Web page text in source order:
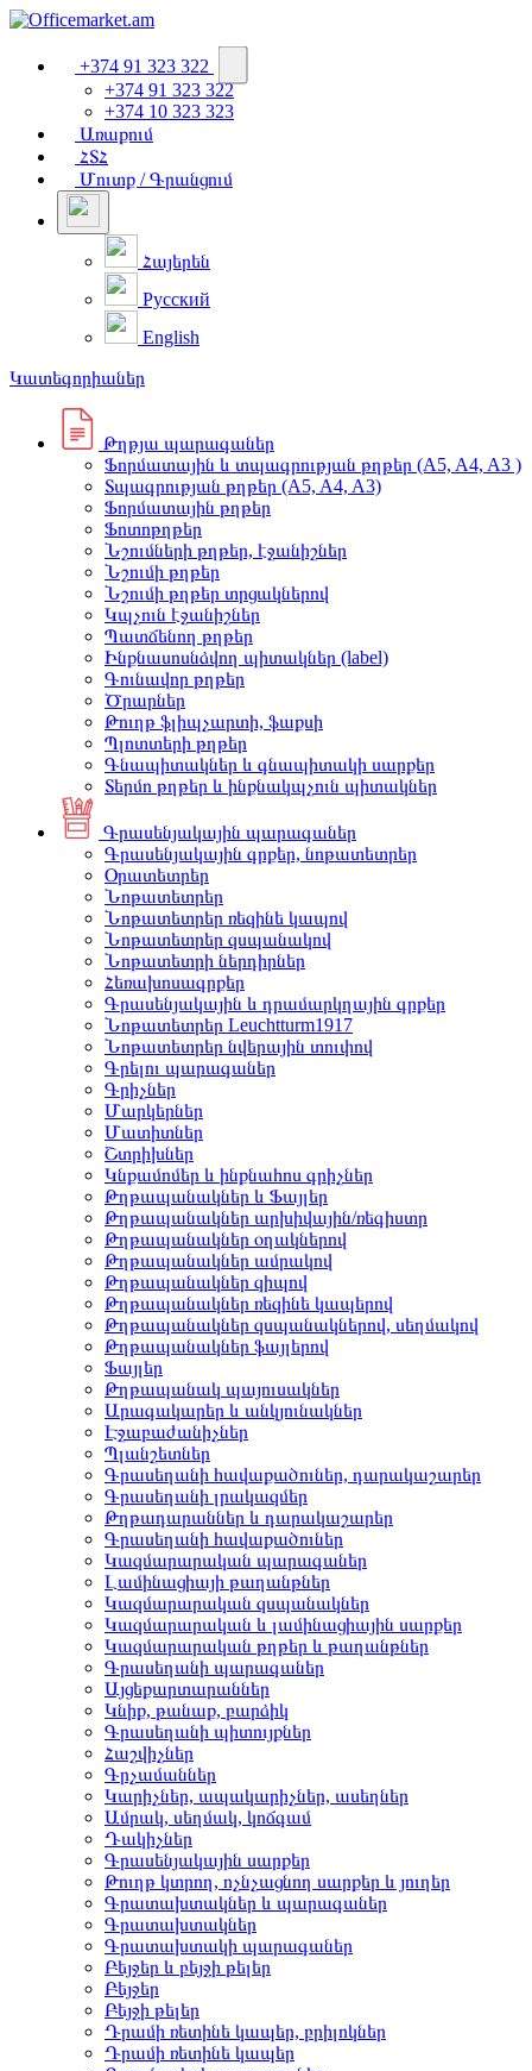
+374 91 323 322
+374 91 323 322
+374 10 323 323
Առաքում
ՀՏՀ
Մուտք / Գրանցում
Հայերեն
Русский
English
Կատեգորիաներ
Թղթյա պարագաներ
Ֆորմատային և տպագրության թղթեր (A5, A4, A3 )
Տպագրության թղթեր (A5, A4, A3)
Ֆորմատային թղթեր
Ֆոտոթղթեր
Նշումների թղթեր, էջանիշներ
Նշումի թղթեր
Նշումի թղթեր տրցակներով
Կպչուն էջանիշներ
Պատճենող թղթեր
Ինքնասոսնձվող պիտակներ (label)
Գունավոր թղթեր
Ծրարներ
Թուղթ ֆլիպչարտի, ֆաքսի
Պլոտտերի թղթեր
Գնապիտակներ և գնապիտակի սարքեր
Տերմո թղթեր և ինքնակպչուն պիտակներ
Գրասենյակային պարագաներ
Գրասենյակային գրքեր, նոթատետրեր
Օրատետրեր
Նոթատետրեր
Նոթատետրեր ռեզինե կապով
Նոթատետրեր զսպանակով
Նոթատետրի ներդիրներ
Հեռախոսագրքեր
Գրասենյակային և դրամարկղային գրքեր
Նոթատետրեր Leuchtturm1917
Նոթատետրեր նվերային տուփով
Գրելու պարագաներ
Գրիչներ
Մարկերներ
Մատիտներ
Շտրիխներ
Կնքամոմեր և ինքնահոս գրիչներ
Թղթապանակներ և Ֆայլեր
Թղթապանակներ արխիվային/ռեգիստր
Թղթապանակներ օղակներով
Թղթապանակներ ամրակով
Թղթապանակներ զիպով
Թղթապանակներ ռեզինե կապերով
Թղթապանակներ զսպանակներով, սեղմակով
Թղթապանակներ ֆայլերով
Ֆայլեր
Թղթապանակ պայուսակներ
Արագակարեր և անկյունակներ
Էջաբաժանիչներ
Պլանշետներ
Գրասեղանի հավաքածուներ, դարակաշարեր
Գրասեղանի լրակազմեր
Թղթադարաններ և դարակաշարեր
Գրասեղանի հավաքածուներ
Կազմարարական պարագաներ
Լամինացիայի թաղանթներ
Կազմարարական զսպանակներ
Կազմարարական և լամինացիային սարքեր
Կազմարարական թղթեր և թաղանթներ
Գրասեղանի պարագաներ
Այցեքարտարաններ
Կնիք, թանաք, բարձիկ
Գրասեղանի պիտույքներ
Հաշվիչներ
Գրչամաններ
Կարիչներ, ապակարիչներ, ասեղներ
Ամրակ, սեղմակ, կոճգամ
Դակիչներ
Գրասենյակային սարքեր
Թուղթ կտրող, ոչնչացնող սարքեր և յուղեր
Գրատախտակներ և պարագաներ
Գրատախտակներ
Գրատախտակի պարագաներ
Բեյջեր և բեյջի թելեր
Բեյջեր
Բեյջի թելեր
Դրամի ռետինե կապեր, բրիլոկներ
Դրամի ռետինե կապեր